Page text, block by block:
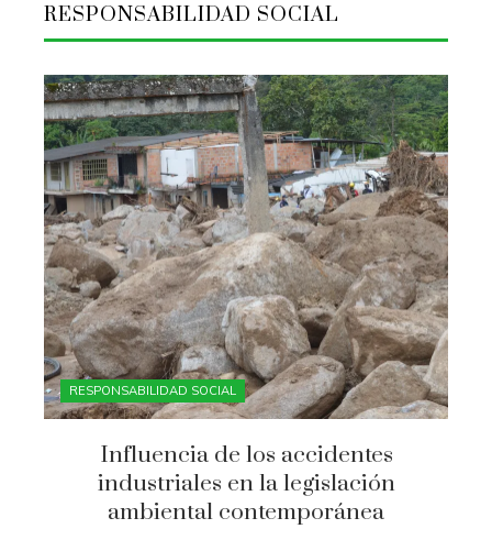
RESPONSABILIDAD SOCIAL
RESPONSABILIDAD SOCIAL
Influencia de los accidentes
industriales en la legislación
ambiental contemporánea